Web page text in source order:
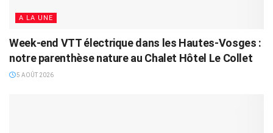
A LA UNE
Week-end VTT électrique dans les Hautes-Vosges :
notre parenthèse nature au Chalet Hôtel Le Collet
5 AOÛT 2026